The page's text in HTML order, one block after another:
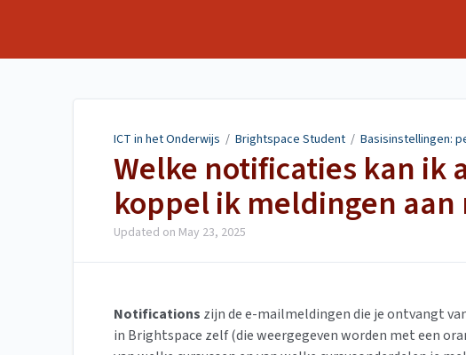
ICT in het Onderwijs / Brightspace Student / Basisinstellingen:
Welke notificaties kan ik
koppel ik meldingen
Updated on May 23, 2025
Notifications zijn de e-mailmeldingen die je ontvangt
in Brightspace zelf (die weergegeven worden met een